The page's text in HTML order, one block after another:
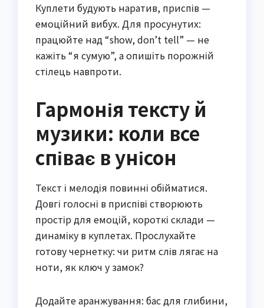
Куплети будують наратив, приспів —
емоційний вибух. Для просунутих:
працюйте над “show, don’t tell” — не
кажіть “я сумую”, а опишіть порожній
стілець навпроти.
Гармонія тексту й
музики: коли все
співає в унісон
Текст і мелодія повинні обійматися.
Довгі голосні в приспіві створюють
простір для емоцій, короткі склади —
динаміку в куплетах. Прослухайте
готову чернетку: чи ритм слів лягає на
ноти, як ключ у замок?
Додайте аранжування: бас для глибини,